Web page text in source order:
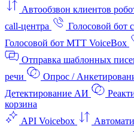
Автообзвон клиентов
call-центра
Голосовой бот
Голосовой бот МТТ VoiceBox
Отправка шаблонных
речи
Опрос /
Детектирование АИ
корзина
API Voicebox